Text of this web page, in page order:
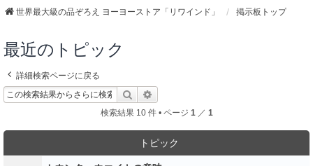
世界最大級の品ぞろえ ヨーヨーストア「リワインド」 掲示板トップ
最近のトピック
詳細検索ページに戻る
検索
検索結果 10 件 • ページ 1 ／ 1
トピック